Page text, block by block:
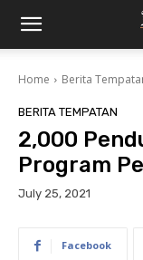
Home Berita
BERITA TEMPATAN
2,000
Program
July 25, 2021
Facebook